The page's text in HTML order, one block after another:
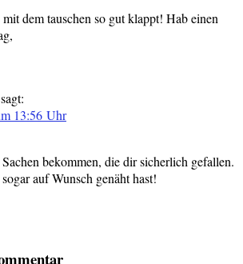
dem tauschen so gut klappt! Hab einen
sagt:
13:56 Uhr
bekommen, die dir sicherlich gefallen.
auf Wunsch genäht hast!